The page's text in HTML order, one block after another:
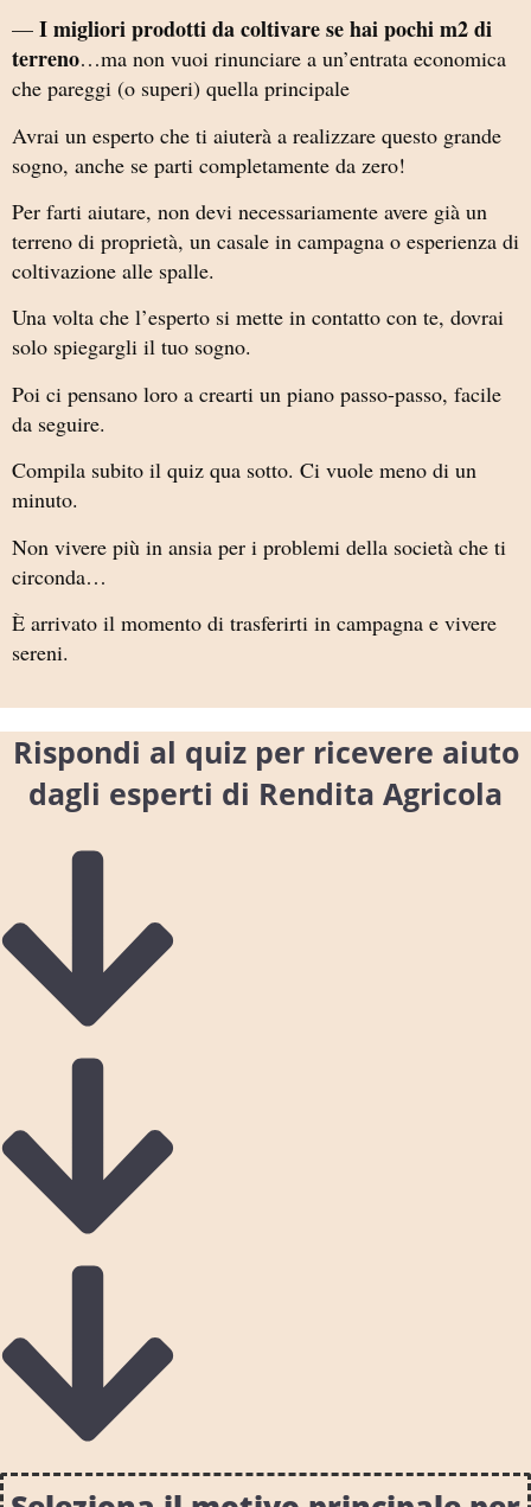
— I migliori prodotti da coltivare se hai pochi m2 di
terreno…ma non vuoi rinunciare a un’entrata economica
che pareggi (o superi) quella principale
Avrai un esperto che ti aiuterà a realizzare questo grande
sogno, anche se parti completamente da zero!
Per farti aiutare, non devi necessariamente avere già un
terreno di proprietà, un casale in campagna o esperienza di
coltivazione alle spalle.
Una volta che l’esperto si mette in contatto con te, dovrai
solo spiegargli il tuo sogno.
Poi ci pensano loro a crearti un piano passo-passo, facile
da seguire.
Compila subito il quiz qua sotto. Ci vuole meno di un
minuto.
Non vivere più in ansia per i problemi della società che ti
circonda…
È arrivato il momento di trasferirti in campagna e vivere
sereni.
Rispondi al quiz per ricevere aiuto
dagli esperti di Rendita Agricola